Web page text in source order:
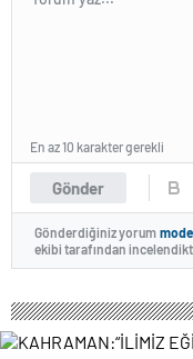
Gönder
En az 10 karakter gerekli
Gönderdiğiniz yorum
ekibi tarafından